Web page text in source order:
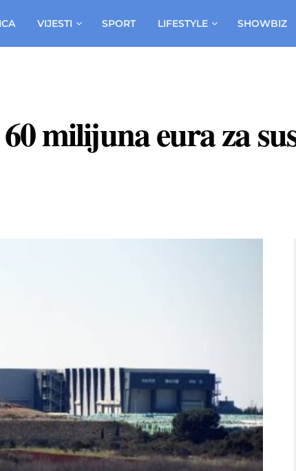
VIJESTI SPORT LIFESTYLE SHOWBIZ
milijuna eura za